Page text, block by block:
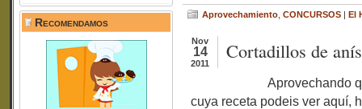
Recomendamos
Aprovechamiento CONCURSOS | El
Nov
14
2011
Cortadillos de
Aprovechando que
cuya receta podeis ver aquí,